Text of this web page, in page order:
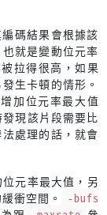
碼結果會根據該
就是變動位元率
拉得很高，如果
生卡頓的情形。
加位元率最大值
現該片段需要比
處理的話，就會
元率最大值，另
衝空間。
-bufs